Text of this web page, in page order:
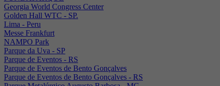
Georgia World Congress Center
Golden Hall WTC - SP.
Lima - Peru
Messe Frankfurt
NAMPO Park
Parque da Uva - SP
Parque de Eventos - RS
Parque de Eventos de Bento Gonçalves
Parque de Eventos de Bento Gonçalves - RS